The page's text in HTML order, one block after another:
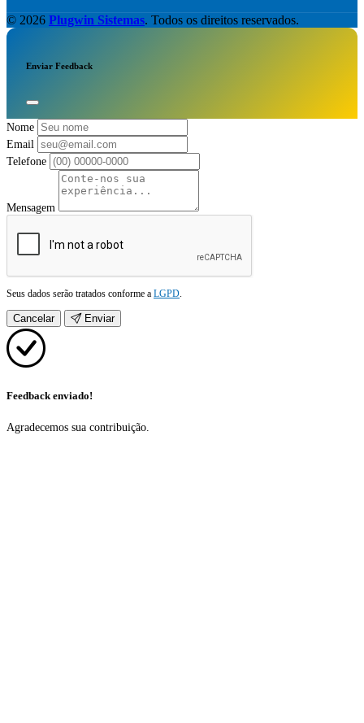
© 2026 Plugwin Sistemas. Todos os direitos reservados.
Enviar Feedback
Nome
Email
Telefone
Mensagem
Seus dados serão tratados conforme a LGPD.
Cancelar Enviar
Feedback enviado!
Agradecemos sua contribuição.